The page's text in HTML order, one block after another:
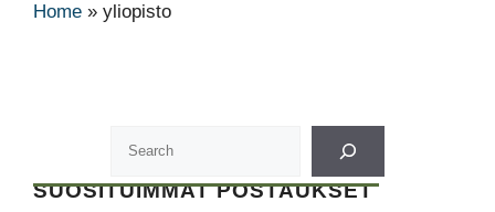
Home » yliopisto
SUOSITUIMMAT POSTAUKSET